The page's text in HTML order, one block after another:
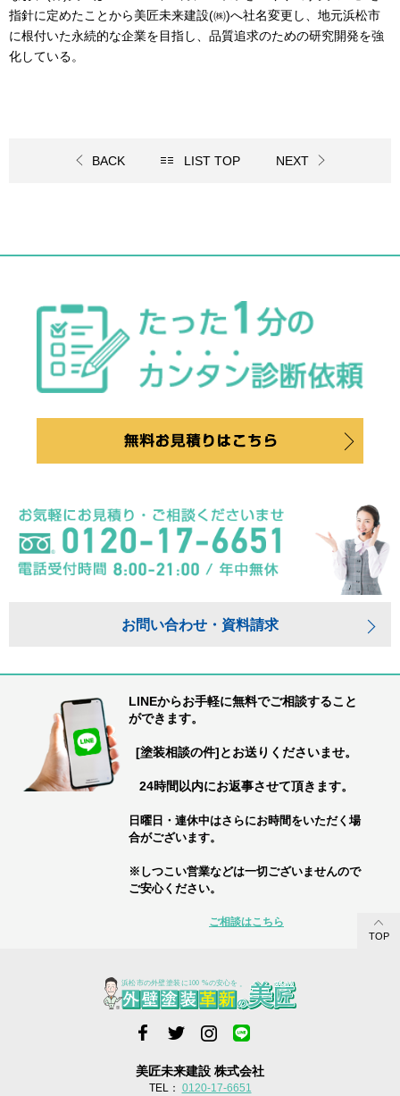
指針に定めたことから美匠未来建設(㈱)へ社名変更し、地元浜松市
に根付いた永続的な企業を目指し、品質追求のための研究開発を強
化している。
BACK LIST TOP NEXT
お問い合わせ・資料請求
LINEからお手軽に無料でご相談すること
ができます。
[塗装相談の件]とお送りくださいませ。
24時間以内にお返事させて頂きます。
日曜日・連休中はさらにお時間をいただく場
合がございます。
※しつこい営業などは一切ございませんので
ご安心ください。
ご相談はこちら
TOP
美匠未来建設 株式会社
TEL： 0120-17-6651